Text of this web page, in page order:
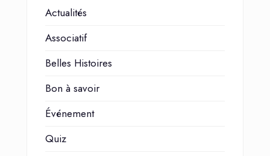
Actualités
Associatif
Belles Histoires
Bon à savoir
Événement
Quiz